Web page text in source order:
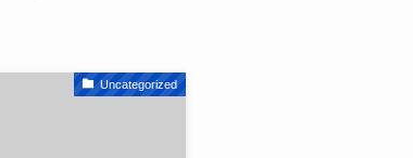
Uncategorized